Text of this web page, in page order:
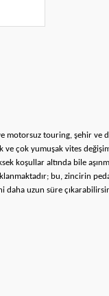
motorsuz touring, şehir
ve çok yumuşak vites
koşullar altında bile
bu, zincirin
daha uzun süre